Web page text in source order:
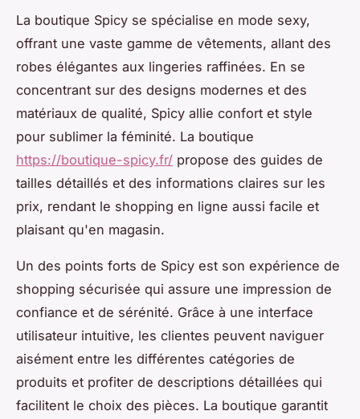
La boutique Spicy se spécialise en mode sexy,
offrant une vaste gamme de vêtements, allant des
robes élégantes aux lingeries raffinées. En se
concentrant sur des designs modernes et des
matériaux de qualité, Spicy allie confort et style
pour sublimer la féminité. La boutique
https://boutique-spicy.fr/ propose des guides de
tailles détaillés et des informations claires sur les
prix, rendant le shopping en ligne aussi facile et
plaisant qu'en magasin.
Un des points forts de Spicy est son expérience de
shopping sécurisée qui assure une impression de
confiance et de sérénité. Grâce à une interface
utilisateur intuitive, les clientes peuvent naviguer
aisément entre les différentes catégories de
produits et profiter de descriptions détaillées qui
facilitent le choix des pièces. La boutique garantit